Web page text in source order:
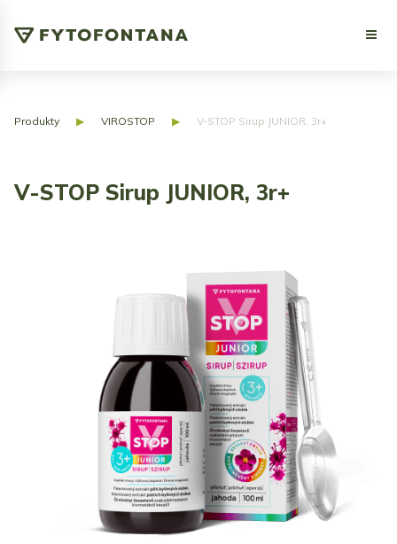
Produkty ▶ VIROSTOP ▶ V-STOP Sirup JUNIOR, 3r+
V-STOP Sirup JUNIOR, 3r+